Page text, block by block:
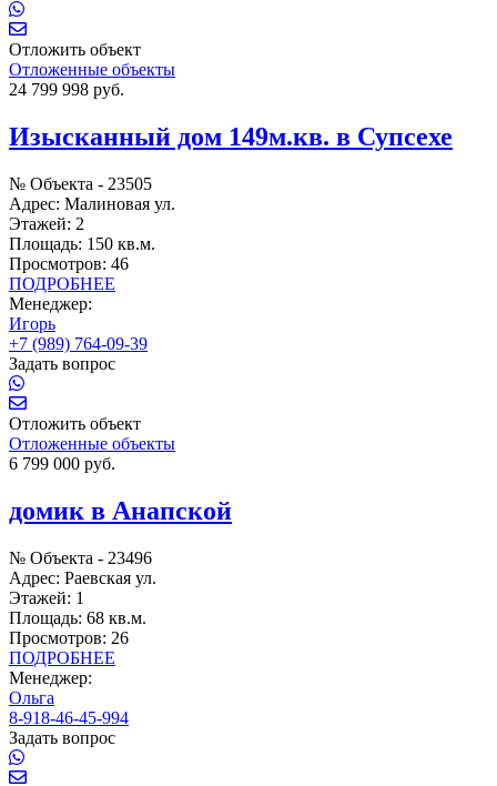
Отложить объект
Отложенные объекты
24 799 998 руб.
Изысканный дом 149м.кв. в Супсехе
№ Объекта - 23505
Адрес: Малиновая ул.
Этажей: 2
Площадь: 150 кв.м.
Просмотров: 46
ПОДРОБНЕЕ
Менеджер:
Игорь
+7 (989) 764-09-39
Задать вопрос
Отложить объект
Отложенные объекты
6 799 000 руб.
домик в Анапской
№ Объекта - 23496
Адрес: Раевская ул.
Этажей: 1
Площадь: 68 кв.м.
Просмотров: 26
ПОДРОБНЕЕ
Менеджер:
Ольга
8-918-46-45-994
Задать вопрос